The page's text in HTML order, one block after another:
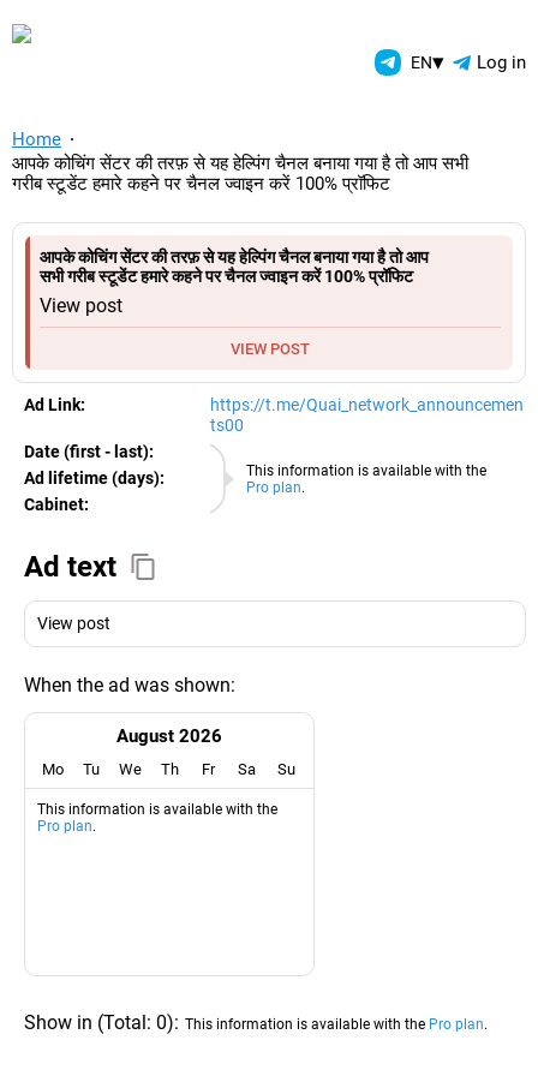
TelegramAds.com — EN▾ Log in
Home
आपके कोचिंग सेंटर की तरफ़ से यह हेल्पिंग चैनल बनाया गया है तो आप सभी
गरीब स्टूडेंट हमारे कहने पर चैनल ज्वाइन करें 100% प्रॉफिट
आपके कोचिंग सेंटर की तरफ़ से यह हेल्पिंग चैनल बनाया गया है तो आप
सभी गरीब स्टूडेंट हमारे कहने पर चैनल ज्वाइन करें 100% प्रॉफिट
View post
VIEW POST
Ad Link:
https://t.me/Quai_network_announcemen
ts00
This information is available with the
Pro plan.
Date (first - last):
08.08.2026
Ad lifetime (days):
Cabinet:
EURO
Ad text
View post
When the ad was shown:
August 2026
Mo Tu We Th Fr Sa Su
This information is available with the
Pro plan.
Show in (Total: 0): This information is available with the Pro plan.